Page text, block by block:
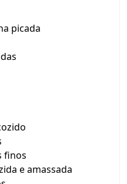
picada
finos
e amassada